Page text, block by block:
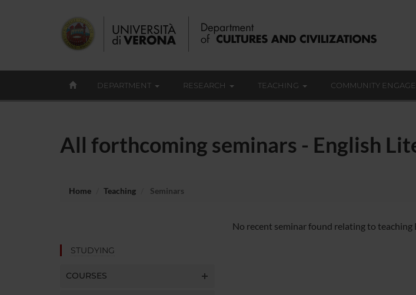
DEPARTMENT RESEARCH TEACHING COMMUNITY
All forthcoming seminars - English
Home Teaching Seminars
STUDYING
COURSES
No recent seminar found relating to teaching